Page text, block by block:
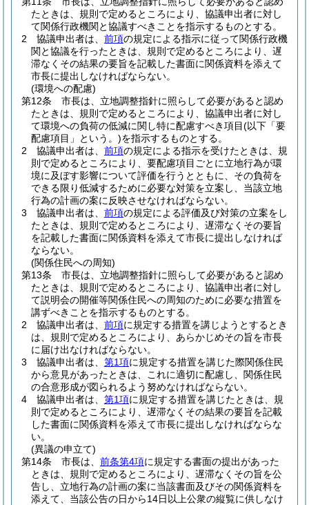
たときは、規則で定めるところにより、協議申出者に対し
て関係行政機関と協議すべきことを指示するものとする。
2
協議申出者は、 前項の規定による指示に従って関係行政機
関と協議を行ったときは、規則で定めるところにより、遅
滞なくその結果の要旨を記載した書面に関係資料を添えて
市長に提出しなければならない。
(環境への配慮)
第12条
市長は、立地調整指針に照らして必要があると認め
たときは、規則で定めるところにより、協議申出者に対し
て環境への負荷の低減に関し特に配慮すべき項目(以下「要
配慮項目」という。)を指示するものとする。
2
協議申出者は、 前項の規定による指示を受けたときは、規
則で定めるところにより、要配慮項目ごとに立地行為が環
境に及ぼす影響について評価を行うとともに、その負荷を
できる限り低減するために必要な対策を立案し、当該立地
行為の計画の案に反映させなければならない。
3
協議申出者は、 前項の規定による評価及び対策の立案をし
たときは、規則で定めるところにより、遅滞なくその要旨
を記載した書面に関係資料を添えて市長に提出しなければ
ならない。
(関係住民への周知)
第13条
市長は、立地調整指針に照らして必要があると認め
たときは、規則で定めるところにより、協議申出者に対し
て説明会の開催等関係住民への周知のために必要な措置を
講ずべきことを指示するものとする。
2
協議申出者は、 前項に規定する措置を講じようとするとき
は、規則で定めるところにより、あらかじめその旨を市長
に届け出なければならない。
3
協議申出者は、 第1項に規定する措置を講じた際関係住民
から意見があったときは、これに適切に配慮し、関係住民
の合意形成が図られるよう努めなければならない。
4
協議申出者は、 第1項に規定する措置を講じたときは、規
則で定めるところにより、遅滞なくその結果の要旨を記載
した書面に関係資料を添えて市長に提出しなければならな
い。
(異議の申立て)
第14条
市長は、 前条第4項に規定する書面の提出があった
ときは、規則で定めるところにより、遅滞なくその旨を公
告し、立地行為の計画の案に当該書面及びその関係資料を
添えて、当該公告の日から14日以上公衆の縦覧に供しなけ